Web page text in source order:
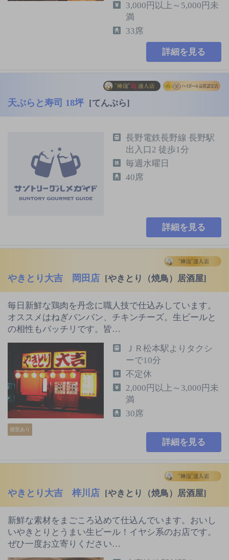
3,000円以上～5,000円未
満
33席
詳細を見る
天ぷらと寿司 18坪 [てんぷら]
長野電鉄長野線 長野駅
出入口2 徒歩1分
毎週水曜日
40席
詳細を見る
やきとり大吉 岡田店 [やきとり（焼鳥）居酒屋]
毎日新鮮な鶏肉を丹念に職人技で仕込みしています。
オススメはねぎバンバン、チキンチーズ。生ビールと
の相性もバッチリです。皆…
個室あり
ＪＲ松本駅よりタクシ
ーで10分
不定休
2,000円以上～3,000円未
満
30席
詳細を見る
やきとり大吉 梓川店 [やきとり（焼鳥）居酒屋]
新鮮な素材をまごころ込めて仕込んでいます。おいし
いやきとりとうまい生ビール！イヤシ系のお店です。
ぜひ一度お立寄りください…